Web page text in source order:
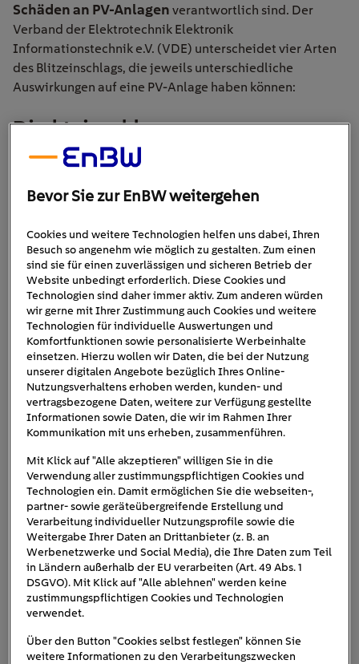
Schäden an PV-Anlagen verantwortlich sind. Der
Verband der Elektrotechnik Elektronik
Informationstechnik e.V. (VDE) unterscheidet vier Arten
des Blitzeinschlags, die jeweils unterschiedliche
Auswirkungen auf eine PV-Anlage haben können:
Direkteinschlag
Ein Direkteinschlag ist sehr selten, doch er trifft direkt auf
die Photovoltaikanlage ohne Umwege. Bei einem
Direkteinschlag fließt kurzfristig extrem viel Strom in die
Spannung. Diese plötzliche Überlastung kann sowohl die
Anlage als auch den Wechselrichter stark beschädigen. In
extremen Fällen kann es zu Schäden und sogar zu einem
Brand des Gebäudes kommen.
Indirekter Blitzeinschlag
Ein indirekter Blitzeinschlag betrifft nicht die Solaranlage
selbst, sondern deren unmittelbare Umgebung. Durch den
Blitzeinschlag und die nachfolgende Entladung können
Blitzteilströme über elektrische Versorgungsleitungen in
das PV-System gelangen. Dies kann zu
Überspannungsschäden an der Photovoltaikanlage und
anderen elektrischen Komponenten führen.
Naheinschlag
Ein Naheinschlag erfolgt, wenn ein Blitz in einem Umkreis
von bis zu 500 Metern zur Photovoltaikanlage einschlägt.
Trotz dieser Entfernung können die magnetischen Felder,
die durch den Blitzeinschlag erzeugt werden, zu einer
Überspannung führen. Diese Überspannung kann sowohl
Bevor Sie zur EnBW weitergehen
Cookies und weitere Technologien helfen uns dabei, Ihren
Besuch so angenehm wie möglich zu gestalten. Zum einen
sind sie für einen zuverlässigen und sicheren Betrieb der
Website unbedingt erforderlich. Diese Cookies und
Technologien sind daher immer aktiv. Zum anderen würden
wir gerne mit Ihrer Zustimmung auch Cookies und weitere
Technologien für individuelle Auswertungen und
Komfortfunktionen sowie personalisierte Werbeinhalte
einsetzen. Hierzu wollen wir Daten, die bei der Nutzung
unserer digitalen Angebote bezüglich Ihres Online-
Nutzungsverhaltens erhoben werden, kunden- und
vertragsbezogene Daten, weitere zur Verfügung gestellte
Informationen sowie Daten, die wir im Rahmen Ihrer
Kommunikation mit uns erheben, zusammenführen.
Mit Klick auf "Alle akzeptieren" willigen Sie in die
Verwendung aller zustimmungspflichtigen Cookies und
Technologien ein. Damit ermöglichen Sie die webseiten-,
partner- sowie geräteübergreifende Erstellung und
Verarbeitung individueller Nutzungsprofile sowie die
Weitergabe Ihrer Daten an Drittanbieter (z. B. an
Werbenetzwerke und Social Media), die Ihre Daten zum Teil
in Ländern außerhalb der EU verarbeiten (Art. 49 Abs. 1
DSGVO). Mit Klick auf "Alle ablehnen" werden keine
zustimmungspflichtigen Cookies und Technologien
verwendet.
Über den Button "Cookies selbst festlegen" können Sie
weitere Informationen zu den Verarbeitungszwecken